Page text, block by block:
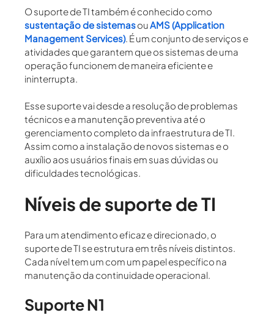
Osuporte de TItambém é conhecido como
sustentação de sistemasou AMS (Application
Management Services). É um conjunto de serviços e
atividades que garantem que os sistemas de uma
operação funcionem de maneira eficiente e
ininterrupta.
Esse suporte vai desde a resolução de problemas
técnicos e a manutenção preventiva até o
gerenciamento completo da infraestrutura de TI.
Assim como a instalação de novos sistemas e o
auxílio aos usuários finais em suas dúvidas ou
dificuldades tecnológicas.
Níveis de suporte de TI
Para um atendimento eficaz e direcionado, o
suporte de TI se estrutura em três níveis distintos.
Cada nível tem um com um papel específico na
manutenção da continuidade operacional.
Suporte N1